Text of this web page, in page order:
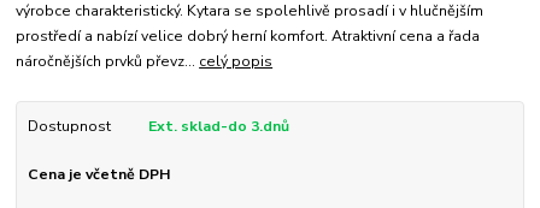
výrobce charakteristický. Kytara se spolehlivě prosadí i v hlučnějším
prostředí a nabízí velice dobrý herní komfort. Atraktivní cena a řada
náročnějších prvků převz... celý popis
Dostupnost Ext. sklad-do 3.dnů
Cena je včetně DPH